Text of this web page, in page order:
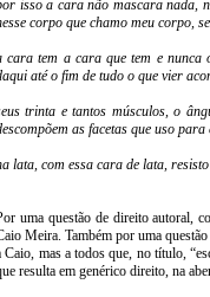
isso a cara não mascara nada,
corpo que chamo meu corpo,
cara tem a cara que tem e nunca
até o fim de tudo o que vier
trinta e tantos músculos, o
as facetas que uso
lata, com essa cara de lata,
uma questão de direito autoral,
Meira. Também por uma
Caio, mas a todos que, no título,
resulta em genérico direito, na